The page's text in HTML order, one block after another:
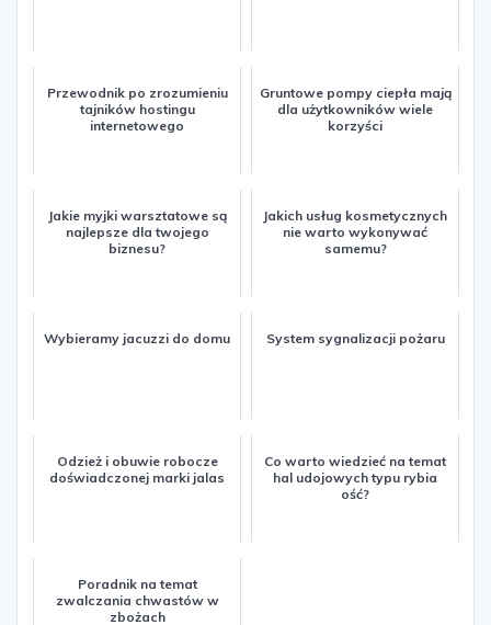
Przewodnik po zrozumieniu
tajników hostingu
internetowego
Gruntowe pompy ciepła mają
dla użytkowników wiele
korzyści
Jakie myjki warsztatowe są
najlepsze dla twojego
biznesu?
Jakich usług kosmetycznych
nie warto wykonywać
samemu?
Wybieramy jacuzzi do domu System sygnalizacji pożaru
Odzież i obuwie robocze
doświadczonej marki jalas
Co warto wiedzieć na temat
hal udojowych typu rybia
ość?
Poradnik na temat
zwalczania chwastów w
zbożach